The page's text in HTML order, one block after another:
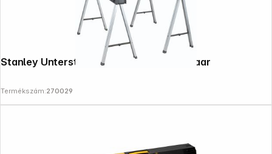
Stanley Unterstellbock FatMax Metall Paar
Termékszám:270029